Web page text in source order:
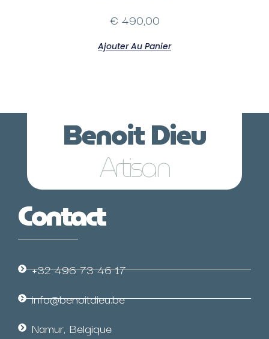
€ 490,00
Ajouter Au Panier
Contact
+32 496 73 46 17
info@benoitdieu.be
Namur, Belgique
Benoit Dieu
Lunetier